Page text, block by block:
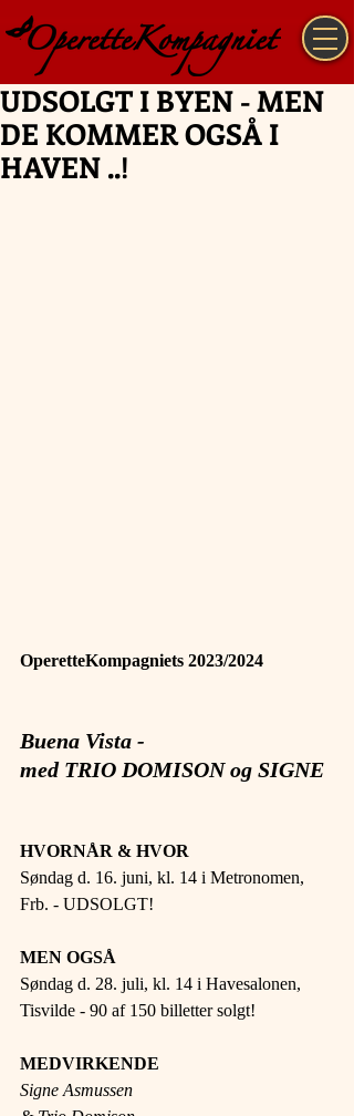
UDSOLGT I BYEN - MEN
DE KOMMER OGSÅ I
HAVEN ..!
OperetteKompagniets 2023/2024
Buena Vista -
med TRIO DOMISON og SIGNE
HVORNÅR & HVOR
Søndag d. 16. juni, kl. 14 i Metronomen,
Frb. - UDSOLGT!
MEN OGSÅ
Søndag d. 28. juli, kl. 14 i Havesalonen,
Tisvilde - 90 af 150 billetter solgt!
MEDVIRKENDE
Signe Asmussen